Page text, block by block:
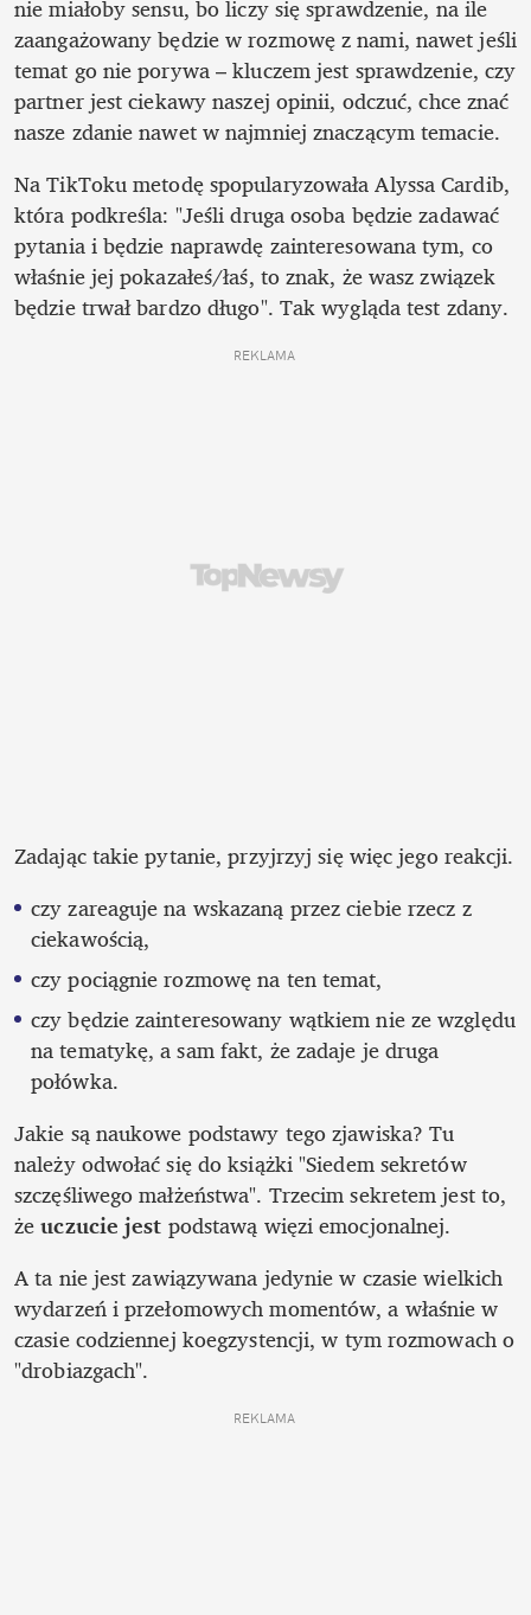
nie miałoby sensu, bo liczy się sprawdzenie, na ile
zaangażowany będzie w rozmowę z nami, nawet jeśli
temat go nie porywa – kluczem jest sprawdzenie, czy
partner jest ciekawy naszej opinii, odczuć, chce znać
nasze zdanie nawet w najmniej znaczącym temacie.
Na TikToku metodę spopularyzowała Alyssa Cardib,
która podkreśla: "Jeśli druga osoba będzie zadawać
pytania i będzie naprawdę zainteresowana tym, co
właśnie jej pokazałeś/łaś, to znak, że wasz związek
będzie trwał bardzo długo". Tak wygląda test zdany.
REKLAMA
czy zareaguje na wskazaną przez ciebie rzecz z
ciekawością,
czy pociągnie rozmowę na ten temat,
czy będzie zainteresowany wątkiem nie ze względu
na tematykę, a sam fakt, że zadaje je druga
połówka.
Jakie są naukowe podstawy tego zjawiska? Tu
należy odwołać się do książki "Siedem sekretów
szczęśliwego małżeństwa". Trzecim sekretem jest to,
że uczucie jest podstawą więzi emocjonalnej.
A ta nie jest zawiązywana jedynie w czasie wielkich
wydarzeń i przełomowych momentów, a właśnie w
czasie codziennej koegzystencji, w tym rozmowach o
"drobiazgach".
REKLAMA